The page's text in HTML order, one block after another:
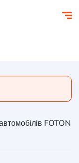
FOTON